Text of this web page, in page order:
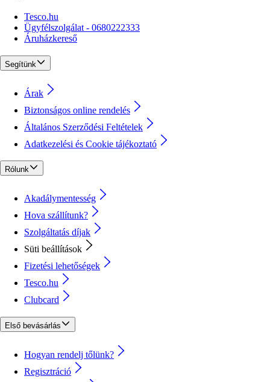
Tesco.hu
Ügyfélszolgálat - 0680222333
Áruházkereső
Segítünk
Árak
Biztonságos online rendelés
Általános Szerződési Feltételek
Adatkezelési és Cookie tájékoztató
Rólunk
Akadálymentesség
Hova szállítunk?
Szolgáltatás díjak
Süti beállítások
Fizetési lehetőségek
Tesco.hu
Clubcard
Első bevásárlás
Hogyan rendelj tőlünk?
Regisztráció